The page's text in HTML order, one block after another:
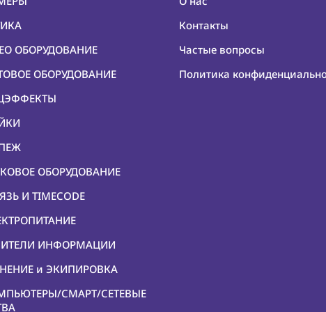
ОБОРУДОВАНИЕ
ОБОРУДОВАНИЕ
ОБОРУДОВАНИЕ
И TIMECODE
ИНФОРМАЦИИ
и ЭКИПИРОВКА
СМАРТ/СЕТЕВЫЕ
Контакты
Частые вопросы
Политика